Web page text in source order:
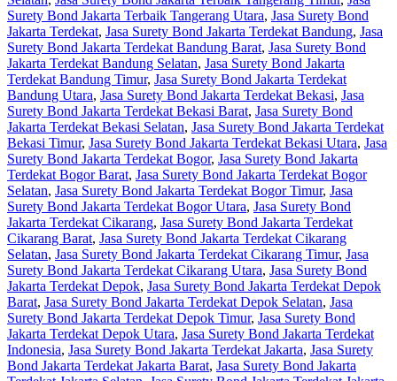
Surety Bond Jakarta Terbaik Tangerang Utara, Jasa Surety Bond
Jakarta Terdekat, Jasa Surety Bond Jakarta Terdekat Bandung, Jasa
Surety Bond Jakarta Terdekat Bandung Barat, Jasa Surety Bond
Jakarta Terdekat Bandung Selatan, Jasa Surety Bond Jakarta
Terdekat Bandung Timur, Jasa Surety Bond Jakarta Terdekat
Bandung Utara, Jasa Surety Bond Jakarta Terdekat Bekasi, Jasa
Surety Bond Jakarta Terdekat Bekasi Barat, Jasa Surety Bond
Jakarta Terdekat Bekasi Selatan, Jasa Surety Bond Jakarta Terdekat
Bekasi Timur, Jasa Surety Bond Jakarta Terdekat Bekasi Utara, Jasa
Surety Bond Jakarta Terdekat Bogor, Jasa Surety Bond Jakarta
Terdekat Bogor Barat, Jasa Surety Bond Jakarta Terdekat Bogor
Selatan, Jasa Surety Bond Jakarta Terdekat Bogor Timur, Jasa
Surety Bond Jakarta Terdekat Bogor Utara, Jasa Surety Bond
Jakarta Terdekat Cikarang, Jasa Surety Bond Jakarta Terdekat
Cikarang Barat, Jasa Surety Bond Jakarta Terdekat Cikarang
Selatan, Jasa Surety Bond Jakarta Terdekat Cikarang Timur, Jasa
Surety Bond Jakarta Terdekat Cikarang Utara, Jasa Surety Bond
Jakarta Terdekat Depok, Jasa Surety Bond Jakarta Terdekat Depok
Barat, Jasa Surety Bond Jakarta Terdekat Depok Selatan, Jasa
Surety Bond Jakarta Terdekat Depok Timur, Jasa Surety Bond
Jakarta Terdekat Depok Utara, Jasa Surety Bond Jakarta Terdekat
Indonesia, Jasa Surety Bond Jakarta Terdekat Jakarta, Jasa Surety
Bond Jakarta Terdekat Jakarta Barat, Jasa Surety Bond Jakarta